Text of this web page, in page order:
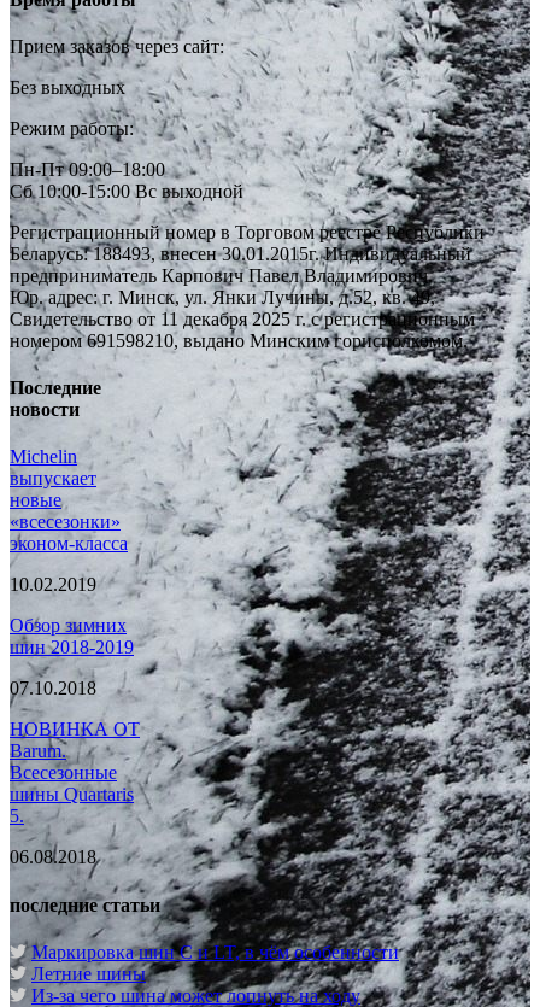
Прием заказов через сайт:
Без выходных
Режим работы:
Пн-Пт 09:00–18:00
Сб 10:00-15:00 Вс выходной
Регистрационный номер в Торговом реестре Республики
Беларусь: 188493, внесен 30.01.2015г. Индивидуальный
предприниматель Карпович Павел Владимирович.
Юр. адрес: г. Минск, ул. Янки Лучины, д.52, кв. 49,
Свидетельство от 11 декабря 2025 г. с регистрационным
номером 691598210, выдано Минским горисполкомом.
Последние
новости
Michelin
выпускает
новые
«всесезонки»
эконом-класса
10.02.2019
Обзор зимних
шин 2018-2019
07.10.2018
НОВИНКА ОТ
Barum.
Всесезонные
шины Quartaris
5.
06.08.2018
последние статьи
Маркировка шин C и LT, в чём особенности
Летние шины
Из-за чего шина может лопнуть на ходу